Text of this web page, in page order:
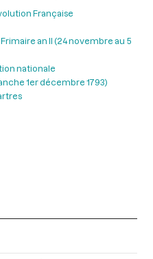
Française
Frimaire an II (24 novembre au 5
nationale
1er décembre 1793)